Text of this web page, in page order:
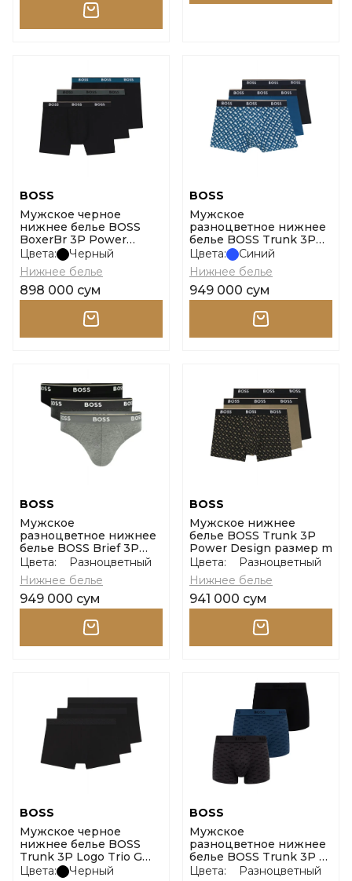
BOSS
Мужское черное
нижнее белье BOSS
BoxerBr 3P Power
размер m
Цвета:
Черный
Нижнее белье
898 000 сум
BOSS
Мужское
разноцветное нижнее
белье BOSS Trunk 3P
Power Design размер m
Цвета:
Синий
Нижнее белье
949 000 сум
BOSS
Мужское
разноцветное нижнее
белье BOSS Brief 3P
Power размер l
Цвета:
Разноцветный
Нижнее белье
949 000 сум
BOSS
Мужское нижнее
белье BOSS Trunk 3P
Power Design размер m
Цвета:
Разноцветный
Нижнее белье
941 000 сум
BOSS
Мужское черное
нижнее белье BOSS
Trunk 3P Logo Trio G
размер m
Цвета:
Черный
BOSS
Мужское
разноцветное нижнее
белье BOSS Trunk 3P 2
Design G размер xl
Цвета:
Разноцветный